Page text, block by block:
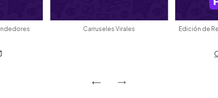
Carruseles Virales Edición de